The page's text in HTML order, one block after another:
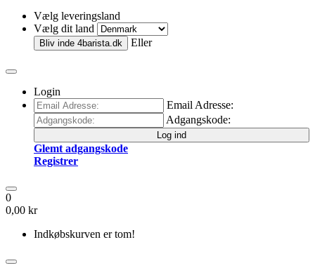
Vælg leveringsland
Vælg dit land
Bliv inde 4barista.dk Eller
Login
Email Adresse:
Adgangskode:
Log ind
Glemt adgangskode
Registrer
0
0,00 kr
Indkøbskurven er tom!